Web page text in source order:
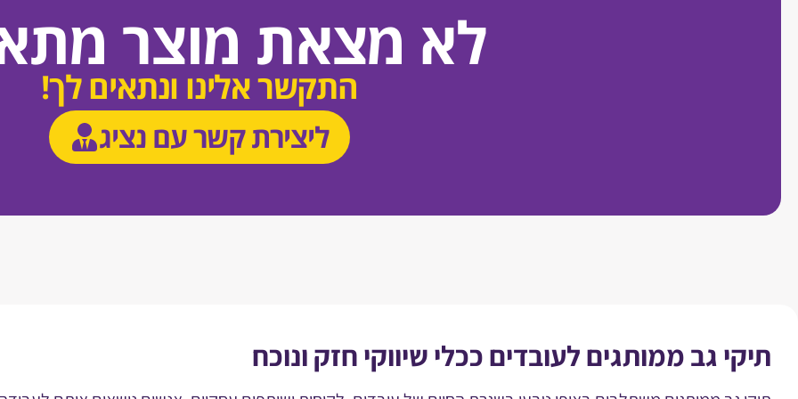
לא מצאת מוצר
התקשר אלינו ונתאים לך!
ליצירת קשר עם נציג
תיקי גב ממותגים לעובדים ככלי שיווקי חזק ונוכח